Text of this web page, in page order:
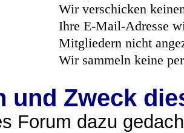
Wir verschicken
Ihre E-Mail-Adresse
Mitgliedern nicht
Wir sammeln keine
und Zweck
Forum dazu